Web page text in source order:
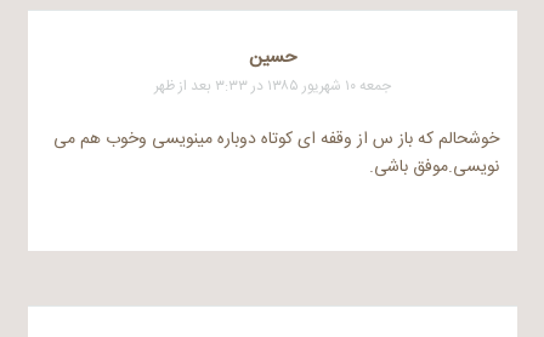
حسین
جمعه ۱۰ شهریور ۱۳۸۵ در ۳:۳۳ بعد از ظهر
خوشحالم که باز س از وقفه ای کوتاه دوباره مینویسی وخوب هم می
نویسی.موفق باشی.